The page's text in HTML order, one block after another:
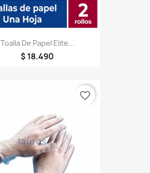
Toalla De Papel Elite...
$ 18.490
favorite_border